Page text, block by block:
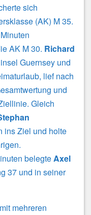
sich
(AK) M 35.
AK M 30. Richard
Guernsey und
lief nach
und
Gleich
ins Ziel und holte
belegteAxel
37 und in seiner
mehreren